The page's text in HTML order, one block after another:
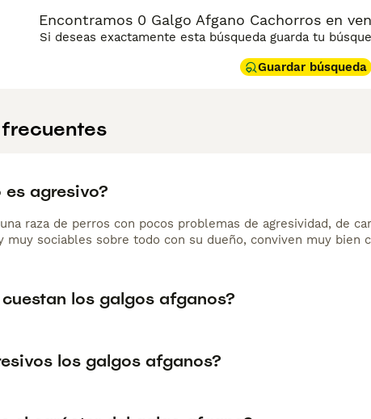
Encontramos 0 Galgo Afgano Cachorros en
Si deseas exactamente esta búsqueda guarda tu
Guardar búsqueda
es agresivo?
una raza de perros con pocos problemas de agresividad, de
muy sociables sobre todo con su dueño, conviven muy bien
los galgos afganos?
los galgos afganos?